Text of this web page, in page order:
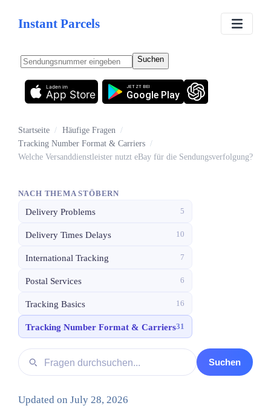
Instant Parcels
Suchen
App Store
Laden im
Google Play
JETZT BEI
Startseite / Häufige Fragen /
Tracking Number Format & Carriers /
Welche Versanddienstleister nutzt eBay für die Sendungsverfolgung?
NACH THEMA STÖBERN
Delivery Problems 5
Delivery Times Delays 10
International Tracking 7
Postal Services 6
Tracking Basics 16
Tracking Number Format & Carriers31
Fragen durchsuchen
Suchen
Updated on July 28, 2026